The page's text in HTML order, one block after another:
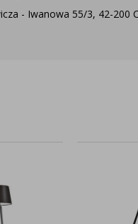
- Iwanowa 55/3, 42-